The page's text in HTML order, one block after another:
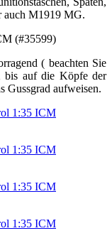
auch M1919 MG.
( beachten Sie
bis auf die Köpfe der
Gussgrad aufweisen.